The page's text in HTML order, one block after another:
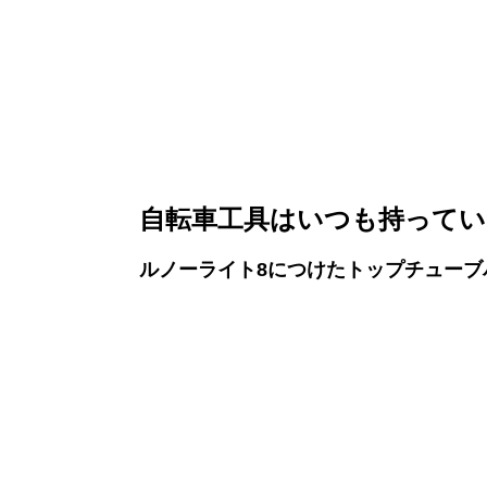
自転車工具はいつも持って
ルノーライト8につけたトップチュー